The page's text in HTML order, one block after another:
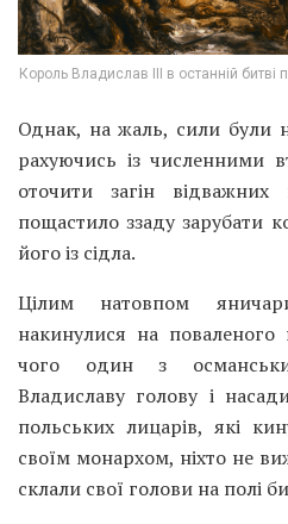
Король Владислав III в останній
Однак, на жаль, сили були
рахуючись із численними
оточити загін
пощастило ззаду зарубати
його із сідла.
Цілим натовпом
накинулися на
чого один з
Владиславу голову і
польських лицарів, які
своїм монархом, ніхто не
склали свої голови на полі